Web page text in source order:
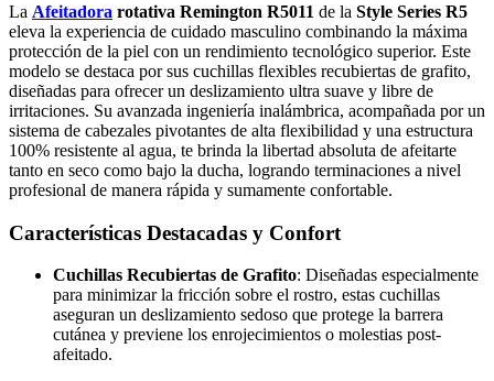
La Afeitadora rotativa Remington R5011 de la Style Series R5
eleva la experiencia de cuidado masculino combinando la máxima
protección de la piel con un rendimiento tecnológico superior. Este
modelo se destaca por sus cuchillas flexibles recubiertas de grafito,
diseñadas para ofrecer un deslizamiento ultra suave y libre de
irritaciones. Su avanzada ingeniería inalámbrica, acompañada por un
sistema de cabezales pivotantes de alta flexibilidad y una estructura
100% resistente al agua, te brinda la libertad absoluta de afeitarte
tanto en seco como bajo la ducha, logrando terminaciones a nivel
profesional de manera rápida y sumamente confortable.
Características Destacadas y Confort
Cuchillas Recubiertas de Grafito: Diseñadas especialmente
para minimizar la fricción sobre el rostro, estas cuchillas
aseguran un deslizamiento sedoso que protege la barrera
cutánea y previene los enrojecimientos o molestias post-
afeitado.